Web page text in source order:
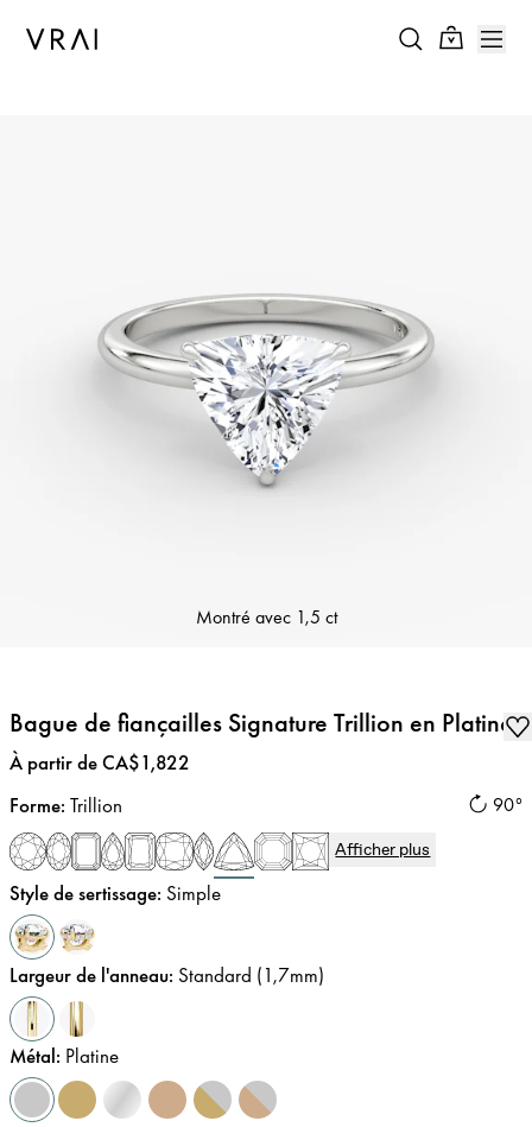
Montré avec 1,5 ct
Bague de fiançailles Signature Trillion en Platine
Prix:
À partir de CA$1,822
90°
Forme: Trillion
Afficher plus
Style de sertissage: Simple
Largeur de l'anneau: Standard (1,7mm)
Métal: Platine